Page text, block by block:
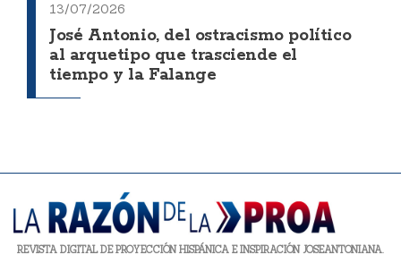
13/07/2026
José Antonio, del ostracismo político
al arquetipo que trasciende el
tiempo y la Falange
REVISTA DIGITAL DE PROYECCIÓN HISPÁNICA E INSPIRACIÓN JOSEANTONIANA.